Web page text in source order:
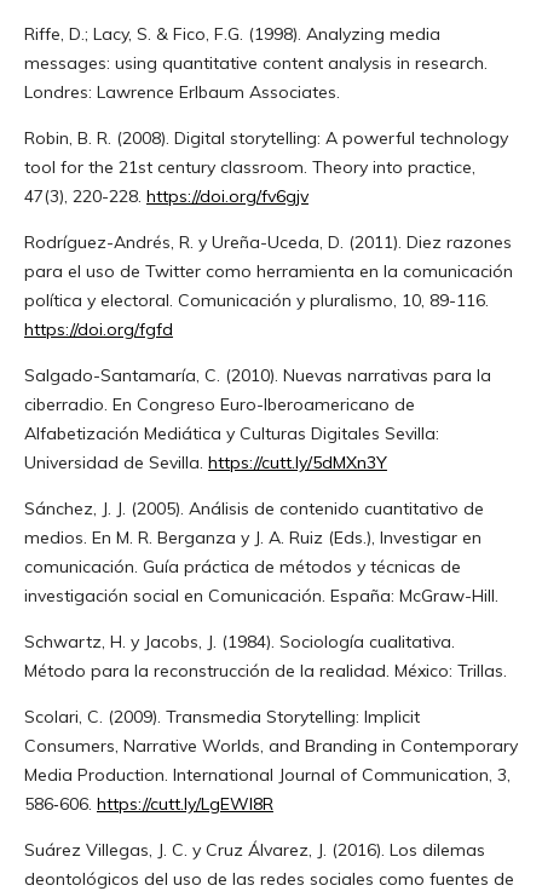
Riffe, D.; Lacy, S. & Fico, F.G. (1998). Analyzing media
messages: using quantitative content analysis in research.
Londres: Lawrence Erlbaum Associates.
Robin, B. R. (2008). Digital storytelling: A powerful technology
tool for the 21st century classroom. Theory into practice,
47(3), 220-228. https://doi.org/fv6gjv
Rodríguez-Andrés, R. y Ureña-Uceda, D. (2011). Diez razones
para el uso de Twitter como herramienta en la comunicación
política y electoral. Comunicación y pluralismo, 10, 89-116.
https://doi.org/fgfd
Salgado-Santamaría, C. (2010). Nuevas narrativas para la
ciberradio. En Congreso Euro-Iberoamericano de
Alfabetización Mediática y Culturas Digitales Sevilla:
Universidad de Sevilla. https://cutt.ly/5dMXn3Y
Sánchez, J. J. (2005). Análisis de contenido cuantitativo de
medios. En M. R. Berganza y J. A. Ruiz (Eds.), Investigar en
comunicación. Guía práctica de métodos y técnicas de
investigación social en Comunicación. España: McGraw-Hill.
Schwartz, H. y Jacobs, J. (1984). Sociología cualitativa.
Método para la reconstrucción de la realidad. México: Trillas.
Scolari, C. (2009). Transmedia Storytelling: Implicit
Consumers, Narrative Worlds, and Branding in Contemporary
Media Production. International Journal of Communication, 3,
586‐606. https://cutt.ly/LgEWl8R
Suárez Villegas, J. C. y Cruz Álvarez, J. (2016). Los dilemas
deontológicos del uso de las redes sociales como fuentes de